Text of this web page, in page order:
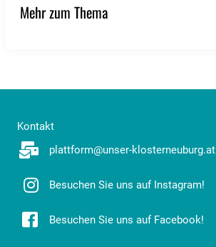
Mehr zum Thema
Kontakt
plattform@unser-klosterneuburg.at
Besuchen Sie uns auf Instagram!
Besuchen Sie uns auf Facebook!